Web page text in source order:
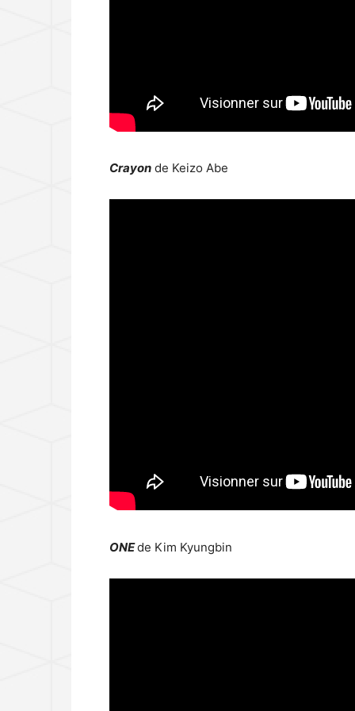
Crayon de Keizo Abe
ONEde Kim Kyungbin